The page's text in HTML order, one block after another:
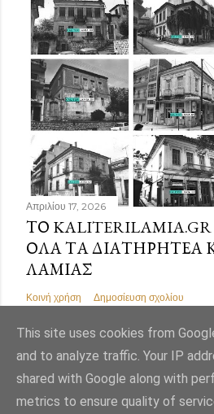
Απριλίου 17, 2026
ΤΟ
ΌΛΑ ΤΑ ΔΙΑΤΗΡΗΤΈΑ
ΛΑΜΊΑΣ
Κοινή χρήση Δημοσίευση σχολίου
Από το
This site uses cookies from
and to analyze traffic. Your IP
shared with Google along with
metrics to ensure quality of